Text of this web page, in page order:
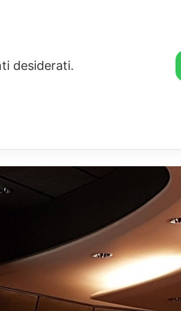
desiderati.